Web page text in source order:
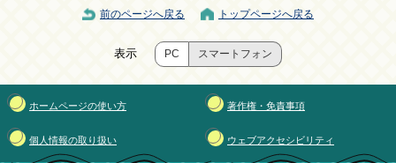
前のページへ戻る トップページへ戻る
表示 PC スマートフォン
ホームページの使い方 著作権・免責事項
個人情報の取り扱い ウェブアクセシビリティ